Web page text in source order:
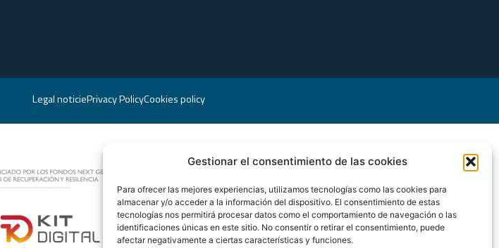
Gestionar el consentimiento de las cookies
Para ofrecer las mejores experiencias, utilizamos tecnologías como las cookies para
almacenar y/o acceder a la información del dispositivo. El consentimiento de estas
tecnologías nos permitirá procesar datos como el comportamiento de navegación o las
identificaciones únicas en este sitio. No consentir o retirar el consentimiento, puede
afectar negativamente a ciertas características y funciones.
Legal noticiePrivacy PolicyCookies policy